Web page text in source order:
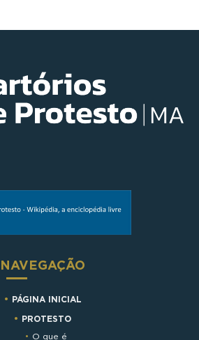
NAVEGAÇÃO
PÁGINA INICIAL
PROTESTO
O que é